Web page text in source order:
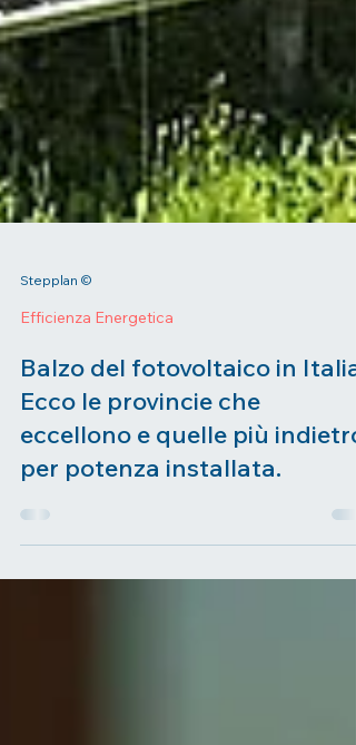
Stepplan ©
Efficienza Energetica
Balzo del fotovoltaico in Italia.
Ecco le provincie che
eccellono e quelle più indietro
per potenza installata.